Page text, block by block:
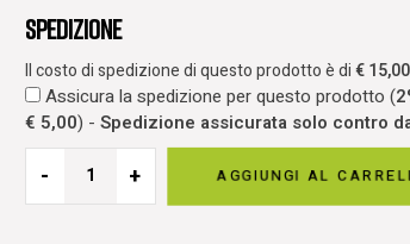
Spedizione
Il costo di spedizione di questo prodotto è di€15,00
Assicura la spedizione per questo prodotto (
€ 5,00) - Spedizione assicurata solo contro
- + AGGIUNGI AL